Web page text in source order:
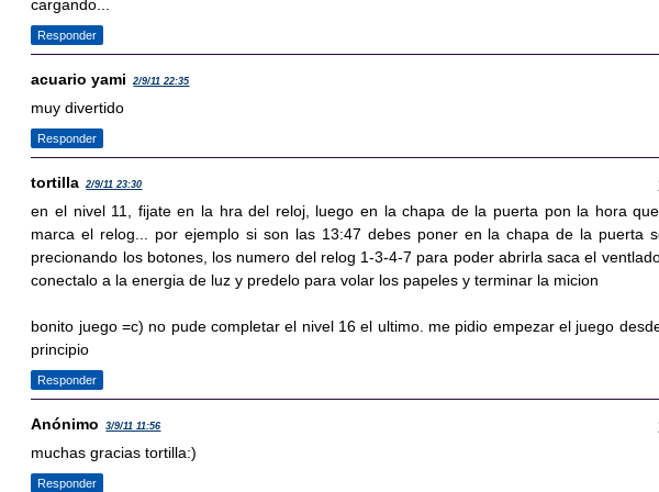
cargando...
Responder
acuario yami 2/9/11 22:35
muy divertido
Responder
tortilla 2/9/11 23:30
en el nivel 11, fijate en la hra del reloj, luego en la chapa de la puerta pon la hora
marca el relog... por ejemplo si son las 13:47 debes poner en la chapa de la puerta
precionando los botones, los numero del relog 1-3-4-7 para poder abrirla saca el
conectalo a la energia de luz y predelo para volar los papeles y terminar la micion
bonito juego =c) no pude completar el nivel 16 el ultimo. me pidio empezar el juego
principio
Responder
Anónimo 3/9/11 11:56
muchas gracias tortilla:)
Responder